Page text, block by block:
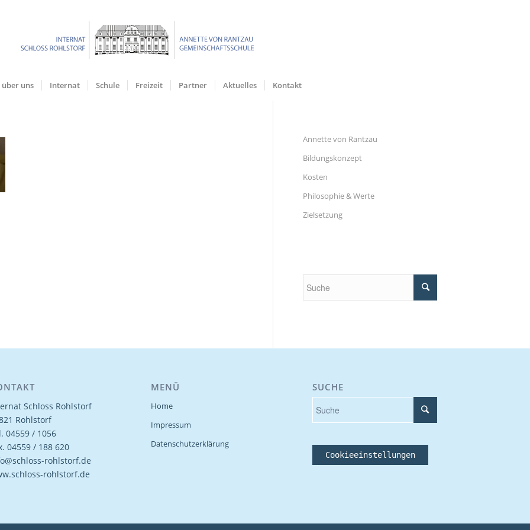
über uns Internat Schule Freizeit Partner Aktuelles Kontakt
Annette von Rantzau
Bildungskonzept
Kosten
Philosophie & Werte
Zielsetzung
Schloss Rohlstorf
Rohlstorf
04559 / 1056
04559 / 188 620
rohlstorf.de
rohlstorf.de
MENÜ
Home
Impressum
Datenschutzerklärung
SUCHE
Cookieeinstellungen